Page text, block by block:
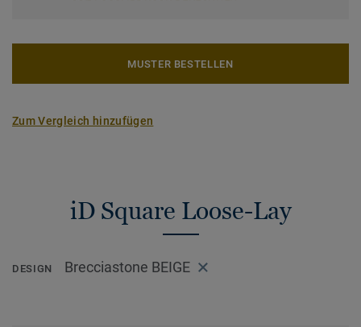
MUSTER BESTELLEN
Zum Vergleich hinzufügen
iD Square Loose-Lay
DESIGN Brecciastone BEIGE